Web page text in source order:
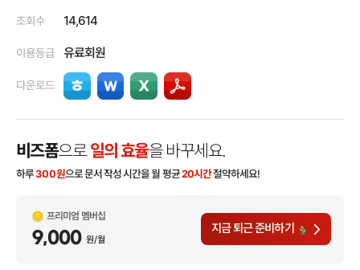
조회수 14,614
이용등급 유료회원
다운로드
비즈폼으로 일의 효율을 바꾸세요.
하루300원으로 문서 작성 시간을 월 평균20시간절약하세요!
프리미엄 멤버십
9,000 원/월
지금 퇴근 준비하기